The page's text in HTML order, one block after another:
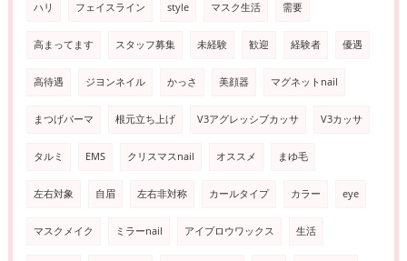
ハリ フェイスライン style マスク生活 需要
高まってます スタッフ募集 未経験 歓迎 経験者 優遇
高待遇 ジヨンネイル かっさ 美顔器 マグネットnail
まつげパーマ 根元立ち上げ V3アグレッシブカッサ V3カッサ
タルミ EMS クリスマスnail オススメ まゆ毛
左右対象 自眉 左右非対称 カールタイプ カラー eye
マスクメイク ミラーnail アイブロウワックス 生活